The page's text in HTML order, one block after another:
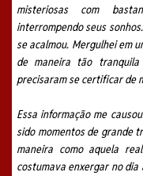
misteriosas com
interrompendo seus
se acalmou. Mergulhei em
de maneira tão
precisaram se
Essa informação me
sido momentos de grande
maneira como aquela
costumava enxergar no